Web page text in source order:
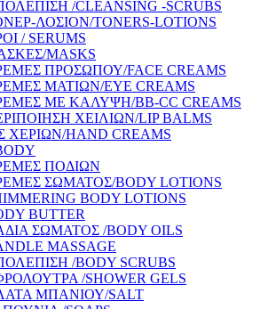
/CLEANSING -SCRUBS
ΛΟΣΙΟΝ/TONERS-LOTIONS
/ SERUMS
MASKS
ΠΡΟΣΩΠΟΥ/FACE CREAMS
ΜΑΤΙΩΝ/EYE CREAMS
ΜΕ ΚΑΛΥΨΗ/BB-CC CREAMS
ΧΕΙΛΙΩΝ/LIP BALMS
HAND CREAMS
ΠΟΔΙΩΝ
ΣΩΜΑΤΟΣ/BODY LOTIONS
BODY LOTIONS
BUTTER
ΣΩΜΑΤΟΣ /BODY OILS
MASSAGE
/BODY SCRUBS
/SHOWER GELS
ΜΠΑΝΙΟΥ/SALT